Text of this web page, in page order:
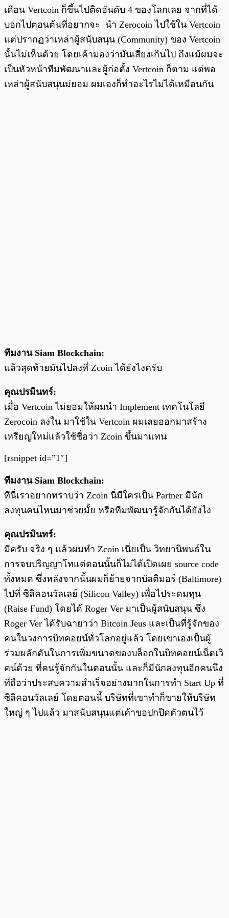
เดือน Vertcoin ก็ขึ้นไปติดอันดับ 4 ของโลกเลย จากที่ได้
บอกไปตอนต้นที่อยากจะ นำ Zerocoin ไปใช้ใน Vertcoin
แต่ปรากฏว่าเหล่าผู้สนับสนุน (Community) ของ Vertcoin
นั้นไม่เห็นด้วย โดยเค้ามองว่ามันเสี่ยงเกินไป ถึงแม้ผมจะ
เป็นหัวหน้าทีมพัฒนาและผู้ก่อตั้ง Vertcoin ก็ตาม แต่พอ
เหล่าผู้สนับสนุนม่ยอม ผมเองก็ทำอะไรไม่ได้เหมือนกัน
ทีมงาน Siam Blockchain:
แล้วสุดท้ายมันไปลงที่ Zcoin ได้ยังไงครับ
คุณปรมินทร์:
เมื่อ Vertcoin ไม่ยอมให้ผมนำ Implement เทคโนโลยี
Zerocoin ลงใน มาใช้ใน Vertcoin ผมเลยออกมาสร้าง
เหรียญใหม่แล้วใช้ชื่อว่า Zcoin ขึ้นมาแทน
[rsnippet id=”1″]
ทีมงาน Siam Blockchain:
ทีนี่เราอยากทราบว่า Zcoin นี่มีใครเป็น Partner มีนัก
ลงทุนคนไหนมาช่วยมั้ย หรือทีมพัฒนารู้จักกันได้ยังไง
คุณปรมินทร์:
มีครับ จริง ๆ แล้วผมทำ Zcoin เนี่ยเป็น วิทยานิพนธ์ใน
การจบปริญญาโทแต่ตอนนั้นก็ไม่ได้เปิดเผย source code
ทั้งหมด ซึ่งหลังจากนั้นผมก็ย้ายจากบัลติมอร์ (Baltimore)
ไปที่ ซิลิคอนวัลเลย์ (Silicon Valley) เพื่อไประดมทุน
(Raise Fund) โดยได้ Roger Ver มาเป็นผู้สนับสนุน ซึ่ง
Roger Ver ได้รับฉายาว่า Bitcoin Jeus และเป็นที่รู้จักของ
คนในวงการบิทคอยน์ทั่วโลกอยู่แล้ว โดยเขาเองเป็นผู้
ร่วมผลักดันในการเพิ่มขนาดของบล็อกในบิทคอยน์เน็ตเวิ
คน์ด้วย ที่คนรู้จักกันในตอนนั้น และก็มีนักลงทุนอีกคนนึง
ที่ถือว่าประสบความสำเร็จอย่างมากในการทำ Start Up ที่
ซิลิคอนวัลเลย์ โดยตอนนี้ บริษัทที่เขาทำก็ขายให้บริษัท
ใหญ่ ๆ ไปแล้ว มาสนับสนุนแต่เค้าขอปกปิดตัวตนไว้